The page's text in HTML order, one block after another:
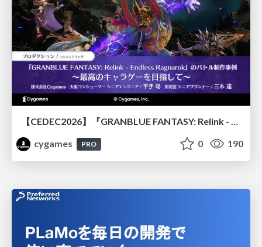
【CEDEC2026】『GRANBLUE FANTASY: Relink - Endless Ragnarok』のバトル制作事例 ～最高のキャラゲーを目指して～
cygames
PRO 0 190